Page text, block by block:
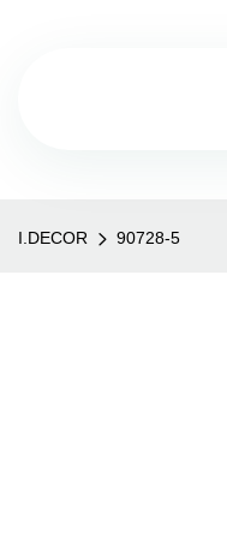
I.DECOR 90728-5